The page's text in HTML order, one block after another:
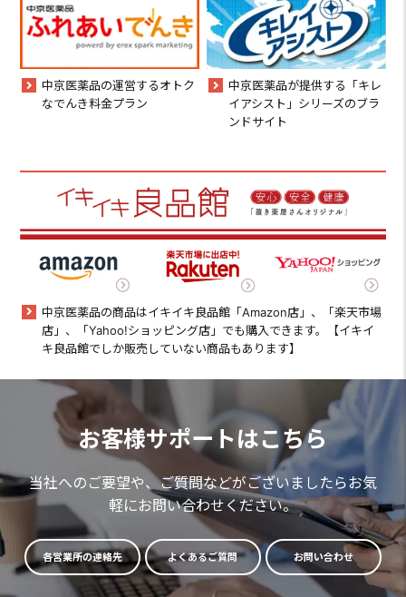
中京医薬品の運営するオトク
なでんき料金プラン
中京医薬品が提供する「キレ
イアシスト」シリーズのブラ
ンドサイト
中京医薬品の商品はイキイキ良品館「Amazon店」、「楽天市場
店」、「Yahoo!ショッピング店」でも購入できます。【イキイ
キ良品館でしか販売していない商品もあります】
お客様サポートはこちら
当社へのご要望や、ご質問などがございましたらお気
軽にお問い合わせください。
各営業所の連絡先 よくあるご質問 お問い合わせ